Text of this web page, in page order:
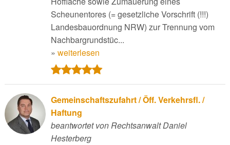
Scheunentores (= gesetzliche Vorschrift (!!!)
Landesbauordnung NRW) zur Trennung vom
Nachbargrundstüc...
» weiterlesen
Gemeinschaftszufahrt / Öff. Verkehrsfl. /
Haftung
beantwortet von Rechtsanwalt Daniel
Hesterberg